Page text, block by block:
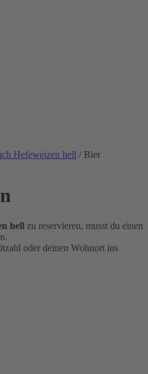
Hefeweizen hell / Bier
hell zu reservieren, musst du einen
oder deinen Wohnort ins